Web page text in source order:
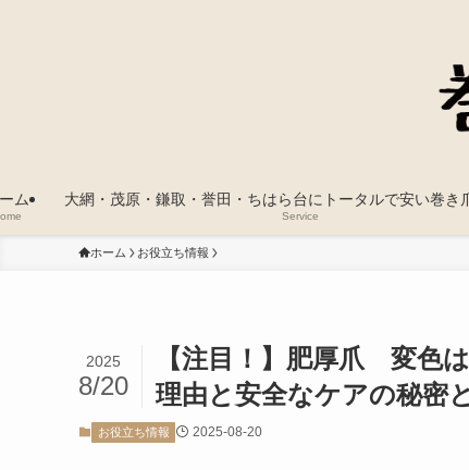
ム 大網・茂原・鎌取・誉田・ちはら台にトータルで安い巻き
Service
ホーム お役立ち情報
【注目！】肥厚爪 変色
理由と安全なケアの秘密
2025
8/20
お役立ち情報 2025-08-20